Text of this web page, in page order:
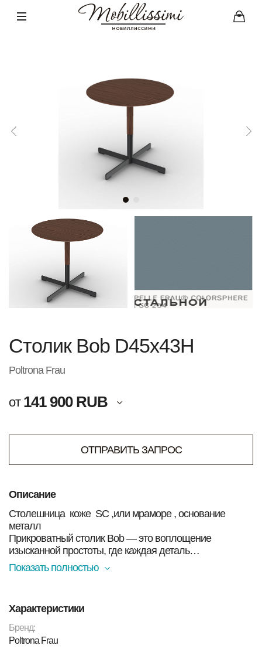
Столик Bob D45х43H
Poltrona Frau
от 141 900 RUB
ОТПРАВИТЬ ЗАПРОС
Описание
Столешница коже SC ,или мраморе , основание
металл
Прикроватный столик Bob — это воплощение
изысканной простоты, где каждая деталь
функциональна. Дизайнер Жан-Мари Массо
напоминающего о стиле Кеннеди.
Показать полностью
Характеристики
Бренд:
Poltrona Frau